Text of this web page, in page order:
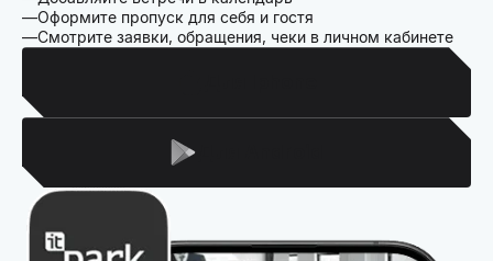
Оформите пропуск для себя и гостя
Смотрите заявки, обращения, чеки в личном кабинете